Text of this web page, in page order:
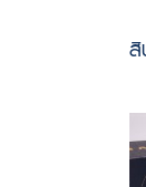
สิ